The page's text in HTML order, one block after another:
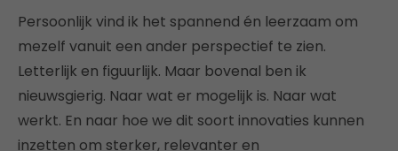
Persoonlijk vind ik het spannend én leerzaam om
mezelf vanuit een ander perspectief te zien.
Letterlijk en figuurlijk. Maar bovenal ben ik
nieuwsgierig. Naar wat er mogelijk is. Naar wat
werkt. En naar hoe we dit soort innovaties kunnen
inzetten om sterker, relevanter en